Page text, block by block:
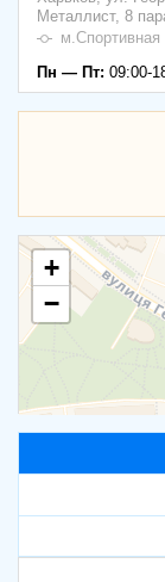
Металлист, 8
м.Спортивная
Пн — Пт: 09:00-
+
−